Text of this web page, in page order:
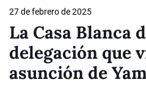
27 de febrero de 2025
La Casa Blanca
delegación que
asunción de